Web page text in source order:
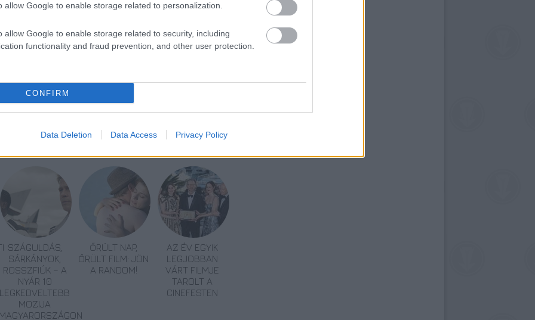
allow Google to enable storage related to personalization.
allow Google to enable storage related to security, including
functionality and fraud prevention, and other user protection.
CONFIRM
Data Deletion Data Access Privacy Policy
Film volt, a gyártó az Inforg Stúdió. Kardos
olyan filmek fűződnek, mint az
erotika- a 41. Magyar Filmszemle játékfilmes
között operatőrként további két alkotásban
SZÁGULDÁS,
SÁRKÁNYOK,
ROSSZFIÚK – A
NYÁR 10
LEGKEDVELTEBB
MOZIJA
MAGYARORSZÁGON
ŐRÜLT NAP,
ŐRÜLT FILM: JÖN
A RANDOM!
AZ ÉV EGYIK
LEGJOBBAN
VÁRT FILMJE
TAROLT A
CINEFESTEN